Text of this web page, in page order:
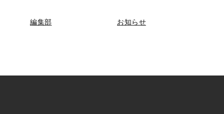
編集部 お知らせ